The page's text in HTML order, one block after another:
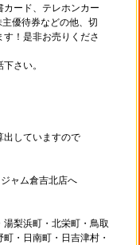
ード、テレホンカー
優待券などの他、切
！是非お売りくださ
さい。
出していますので
ャム倉吉北店へ
梨浜町・北栄町・鳥取
・日南町・日吉津村・